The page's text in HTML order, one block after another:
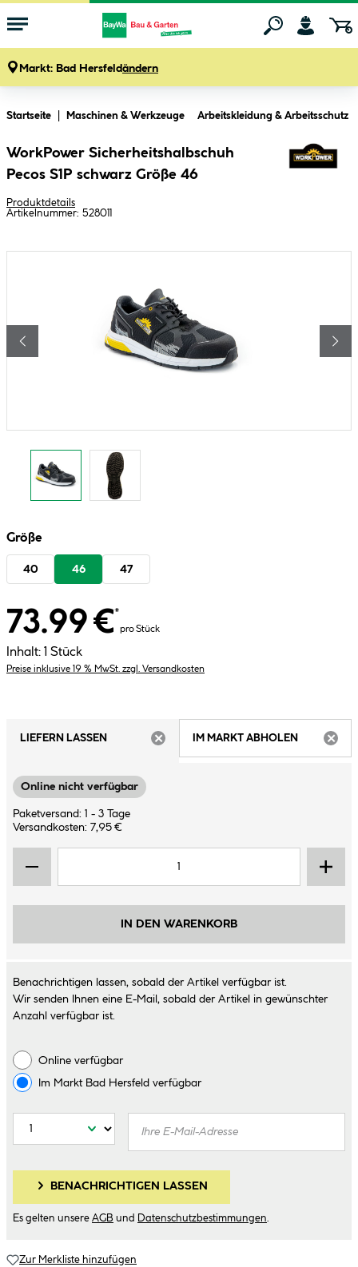
Markt: Bad Hersfeldändern
Startseite Maschinen & Werkzeuge Arbeitskleidung & Arbeitsschutz
WorkPower Sicherheitshalbschuh
Pecos S1P schwarz Größe 46
Produktdetails
Artikelnummer: 528011
Größe
40 46 47
73.99 €*
pro Stück
Inhalt: 1 Stück
Preise inklusive 19 % MwSt. zzgl. Versandkosten
LIEFERN LASSEN
IM MARKT ABHOLEN
Online nicht verfügbar
Paketversand: 1 - 3 Tage
Versandkosten: 7,95 €
IN DEN WARENKORB
Benachrichtigen lassen, sobald der Artikel verfügbar ist.
Wir senden Ihnen eine E-Mail, sobald der Artikel in gewünschter
Anzahl verfügbar ist.
Online verfügbar
Im Markt Bad Hersfeld verfügbar
BENACHRICHTIGEN LASSEN
Es gelten unsere AGB und Datenschutzbestimmungen
Zur Merkliste hinzufügen